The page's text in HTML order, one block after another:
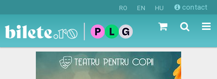
RO EN HU contact